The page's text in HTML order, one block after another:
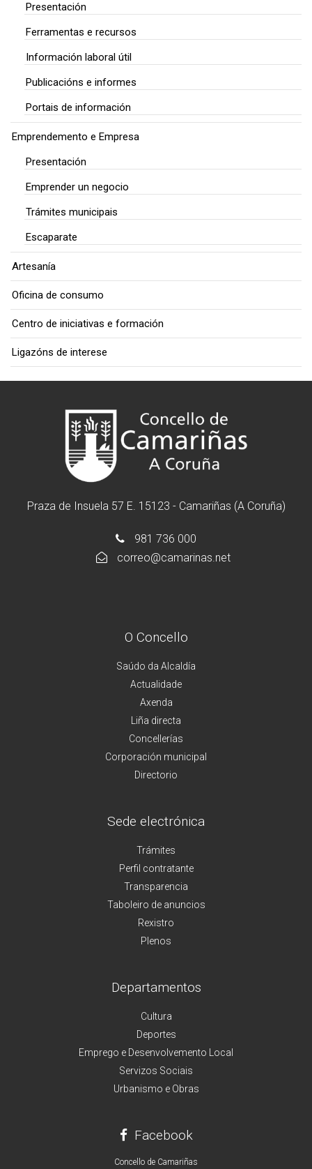
Presentación
Ferramentas e recursos
Información laboral útil
Publicacións e informes
Portais de información
Emprendemento e Empresa
Presentación
Emprender un negocio
Trámites municipais
Escaparate
Artesanía
Oficina de consumo
Centro de iniciativas e formación
Ligazóns de interese
Praza de Insuela 57 E. 15123 - Camariñas (A Coruña)
981 736 000
correo@camarinas.net
O Concello
Saúdo da Alcaldía
Actualidade
Axenda
Liña directa
Concellerías
Corporación municipal
Directorio
Sede electrónica
Trámites
Perfil contratante
Transparencia
Taboleiro de anuncios
Rexistro
Plenos
Departamentos
Cultura
Deportes
Emprego e Desenvolvemento Local
Servizos Sociais
Urbanismo e Obras
Facebook
Concello de Camariñas